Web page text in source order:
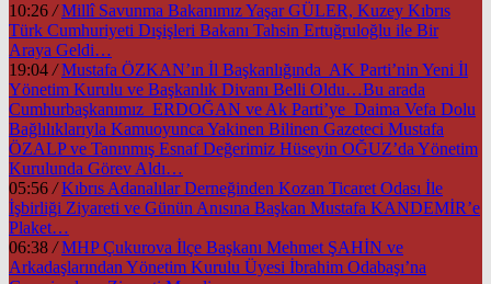
10:26 / Millî Savunma Bakanımız Yaşar GÜLER, Kuzey Kıbrıs
Türk Cumhuriyeti Dışişleri Bakanı Tahsin Ertuğruloğlu ile Bir
Araya Geldi…
19:04 / Mustafa ÖZKAN’ın İl Başkanlığında AK Parti’nin Yeni İl
Yönetim Kurulu ve Başkanlık Divanı Belli Oldu…Bu arada
Cumhurbaşkanımız ERDOĞAN ve Ak Parti’ye Daima Vefa Dolu
Bağlılıklarıyla Kamuoyunca Yakinen Bilinen Gazeteci Mustafa
ÖZALP ve Tanınmış Esnaf Değerimiz Hüseyin OĞUZ’da Yönetim
Kurulunda Görev Aldı…
05:56 / Kıbrıs Adanalılar Derneğinden Kozan Ticaret Odası İle
İşbirliği Ziyareti ve Günün Anısına Başkan Mustafa KANDEMİR’e
Plaket…
06:38 / MHP Çukurova İlçe Başkanı Mehmet ŞAHİN ve
Arkadaşlarından Yönetim Kurulu Üyesi İbrahim Odabaşı’na